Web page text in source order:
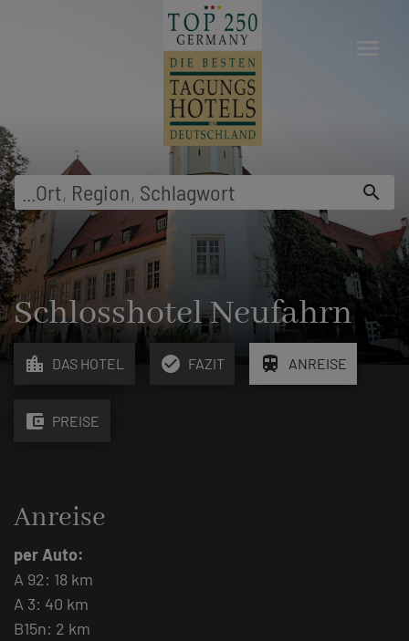
Ort, Region, Schlagwort search
menu
Schlosshotel Neufahrn
location_city DAS HOTEL check_circle FAZIT train ANREISE
account_balance_wallet PREISE
Anreise
per Auto:
A 92: 18 km
A 3: 40 km
B15n: 2 km